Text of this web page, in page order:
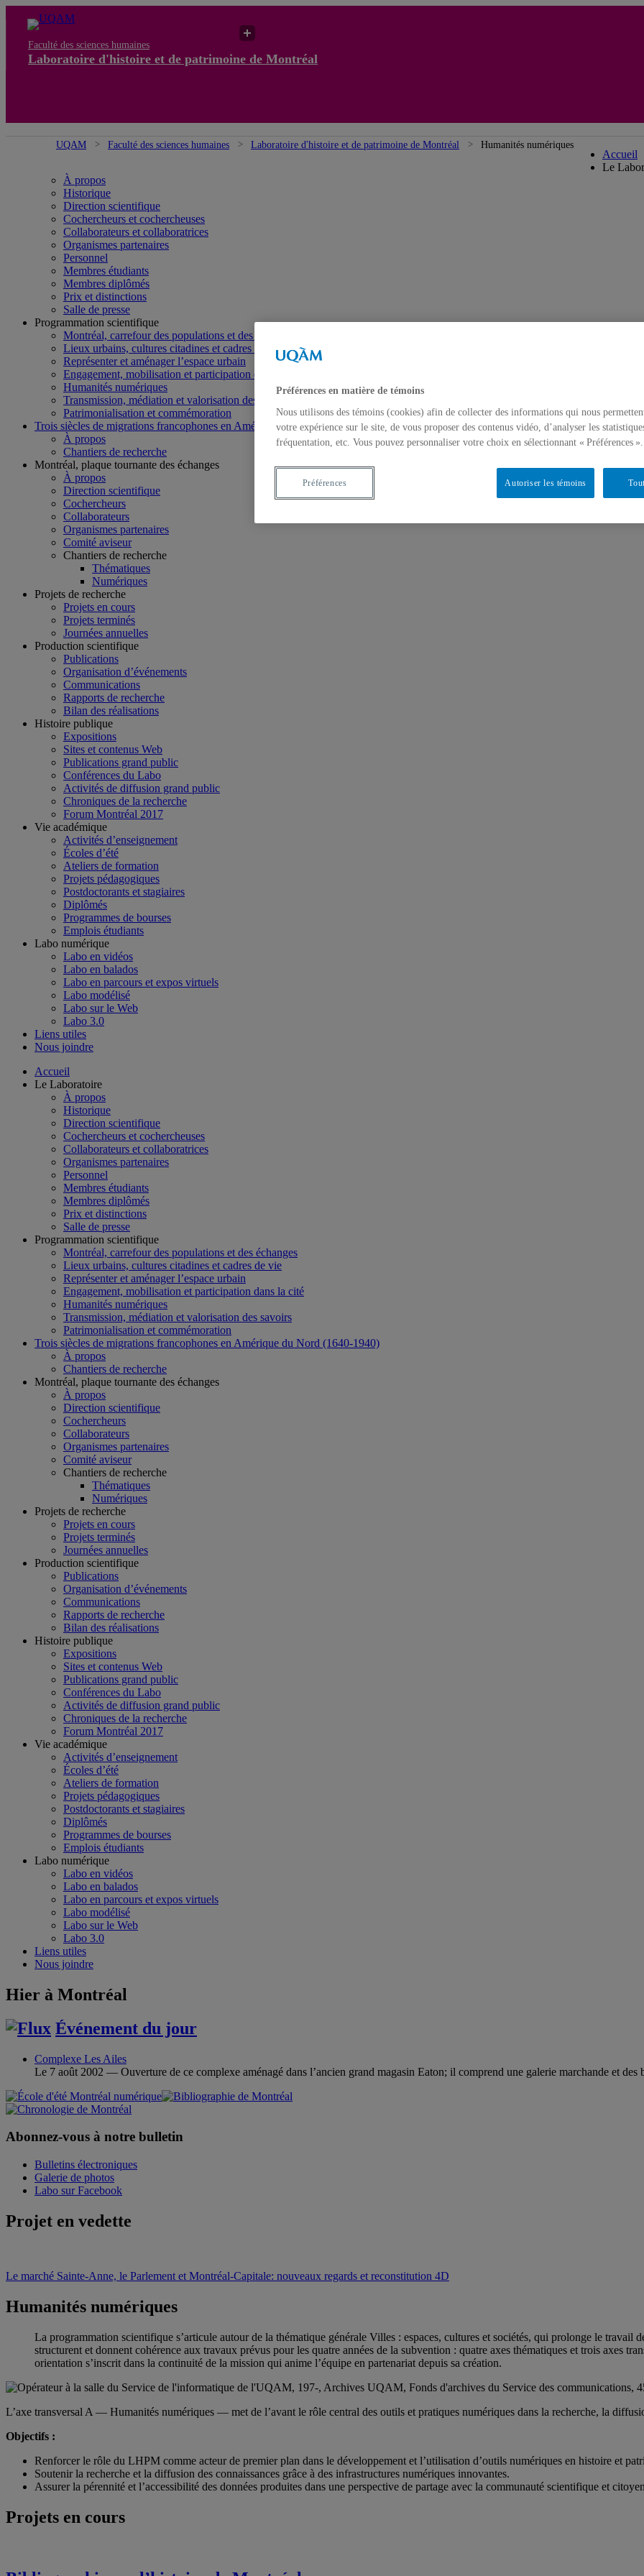
Faculté des sciences humaines
Laboratoire d'histoire et de patrimoine de Montréal
UQAM Faculté des sciences humaines Laboratoire d'histoire et de patrimoine de Montréal Humanités numériques
Accueil
Le
À propos
Historique
Direction scientifique
Cochercheurs et cochercheuses
Collaborateurs et collaboratrices
Organismes partenaires
Personnel
Membres étudiants
Membres diplômés
Prix et distinctions
Salle de presse
Programmation scientifique
Montréal, carrefour des populations et des échanges
Lieux urbains, cultures citadines et cadres de vie
Représenter et aménager l’espace urbain
Engagement, mobilisation et participation dans la cité
Humanités numériques
Transmission, médiation et valorisation des savoirs
Patrimonialisation et commémoration
Trois siècles de migrations francophones en Amérique du Nord (1640-1940)
À propos
Chantiers de recherche
Montréal, plaque tournante des échanges
À propos
Direction scientifique
Cochercheurs
Collaborateurs
Organismes partenaires
Comité aviseur
Chantiers de recherche
Thématiques
Numériques
Projets de recherche
Projets en cours
Projets terminés
Journées annuelles
Production scientifique
Publications
Organisation d’événements
Communications
Rapports de recherche
Bilan des réalisations
Histoire publique
Expositions
Sites et contenus Web
Publications grand public
Conférences du Labo
Activités de diffusion grand public
Chroniques de la recherche
Forum Montréal 2017
Vie académique
Activités d’enseignement
Écoles d’été
Ateliers de formation
Projets pédagogiques
Postdoctorants et stagiaires
Diplômés
Programmes de bourses
Emplois étudiants
Labo numérique
Labo en vidéos
Labo en balados
Labo en parcours et expos virtuels
Labo modélisé
Labo sur le Web
Labo 3.0
Liens utiles
Nous joindre
Accueil
Le Laboratoire
À propos
Historique
Direction scientifique
Cochercheurs et cochercheuses
Collaborateurs et collaboratrices
Organismes partenaires
Personnel
Membres étudiants
Membres diplômés
Prix et distinctions
Salle de presse
Programmation scientifique
Montréal, carrefour des populations et des échanges
Lieux urbains, cultures citadines et cadres de vie
Représenter et aménager l’espace urbain
Engagement, mobilisation et participation dans la cité
Humanités numériques
Transmission, médiation et valorisation des savoirs
Patrimonialisation et commémoration
Trois siècles de migrations francophones en Amérique du Nord (1640-1940)
À propos
Chantiers de recherche
Montréal, plaque tournante des échanges
À propos
Direction scientifique
Cochercheurs
Collaborateurs
Organismes partenaires
Comité aviseur
Chantiers de recherche
Thématiques
Numériques
Projets de recherche
Projets en cours
Projets terminés
Journées annuelles
Production scientifique
Publications
Organisation d’événements
Communications
Rapports de recherche
Bilan des réalisations
Histoire publique
Expositions
Sites et contenus Web
Publications grand public
Conférences du Labo
Activités de diffusion grand public
Chroniques de la recherche
Forum Montréal 2017
Vie académique
Activités d’enseignement
Écoles d’été
Ateliers de formation
Projets pédagogiques
Postdoctorants et stagiaires
Diplômés
Programmes de bourses
Emplois étudiants
Labo numérique
Labo en vidéos
Labo en balados
Labo en parcours et expos virtuels
Labo modélisé
Labo sur le Web
Labo 3.0
Liens utiles
Nous joindre
Hier à Montréal
Événement du jour
Complexe Les Ailes
Le 7 août 2002 — Ouverture de ce complexe aménagé dans l’ancien grand magasin Eaton; il comprend une galerie marchande et des
Abonnez-vous à notre bulletin
Bulletins électroniques
Galerie de photos
Labo sur Facebook
Projet en vedette
Le marché Sainte-Anne, le Parlement et Montréal-Capitale: nouveaux regards et reconstitution 4D
Humanités numériques
La programmation scientifique s’articule autour de la thématique générale Villes : espaces, cultures et sociétés, qui prolonge le travail
structurent et donnent cohérence aux travaux prévus pour les quatre années de la subvention : quatre axes thématiques et trois axes
orientation s’inscrit dans la continuité de la mission qui anime l’équipe en partenariat depuis sa création.
L’axe transversal A — Humanités numériques — met de l’avant le rôle central des outils et pratiques numériques dans la recherche, la
Objectifs :
Renforcer le rôle du LHPM comme acteur de premier plan dans le développement et l’utilisation d’outils numériques en histoire et
Soutenir la recherche et la diffusion des connaissances grâce à des infrastructures numériques innovantes.
Assurer la pérennité et l’accessibilité des données produites dans une perspective de partage avec la communauté scientifique et
Projets en cours
Préférences en matière de témoins
Nous utilisons des témoins (cookies) afin de collecter des informations qui nous
votre expérience sur le site, de vous proposer des contenus vidéo, d’analyser les
fréquentation, etc. Vous pouvez personnaliser votre choix en sélectionnant « Préférences ».
Autoriser les témoins
Préférences